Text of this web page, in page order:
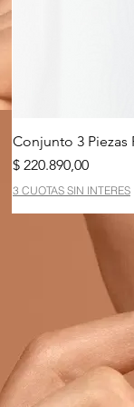
Conjunto 3 Piezas
Precio
$ 220.890,00
3 CUOTAS SIN INTERES